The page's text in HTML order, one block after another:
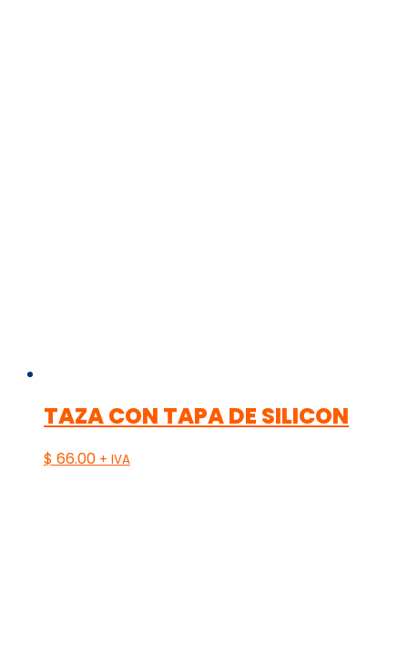
TAZA CON TAPA DE SILICON
$ 66.00 + IVA